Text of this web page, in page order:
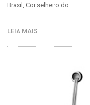
Brasil, Conselheiro do…
LEIA MAIS